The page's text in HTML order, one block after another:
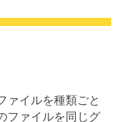
ァイルを種類ごと
ファイルを同じグ